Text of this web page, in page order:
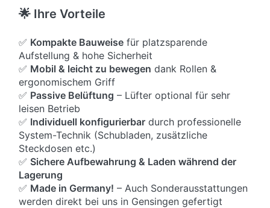
🌟 Ihre Vorteile
✅ Kompakte Bauweise für platzsparende
Aufstellung & hohe Sicherheit
✅ Mobil & leicht zu bewegen dank Rollen &
ergonomischem Griff
✅ Passive Belüftung – Lüfter optional für sehr
leisen Betrieb
✅ Individuell konfigurierbar durch professionelle
System-Technik (Schubladen, zusätzliche
Steckdosen etc.)
✅ Sichere Aufbewahrung & Laden während der
Lagerung
✅ Made in Germany! – Auch Sonderausstattungen
werden direkt bei uns in Gensingen gefertigt